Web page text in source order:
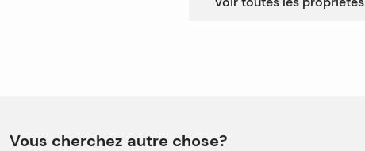
Vous cherchez autre chose?